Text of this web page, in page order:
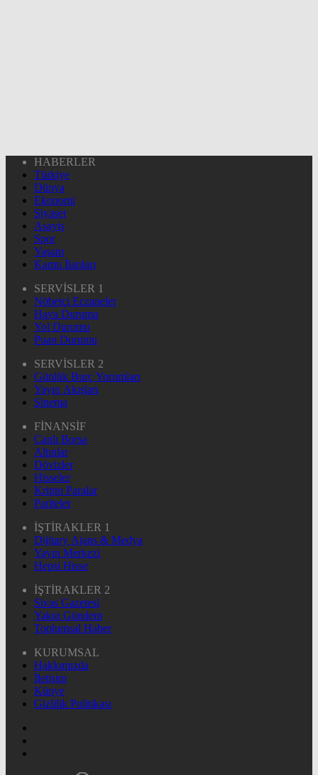
HABERLER
Türkiye
Dünya
Ekonomi
Siyaset
Asayiş
Spor
Yaşam
Kamu İlanları
SERVİSLER 1
Nöbetçi Eczaneler
Hava Durumu
Yol Durumu
Puan Durumu
SERVİSLER 2
Günlük Burç Yorumları
Yayın Akışları
Sinema
FİNANSİF
Canlı Borsa
Altınlar
Dövizler
Hisseler
Kripto Paralar
Pariteler
İŞTİRAKLER 1
Dijitary Ajans & Medya
Yayın Merkezi
Hepsi Hisse
İŞTİRAKLER 2
Sivas Gazetesi
Yakın Gündem
Toplumsal Haber
KURUMSAL
Hakkımızda
İletişim
Künye
Gizlilik Politikası